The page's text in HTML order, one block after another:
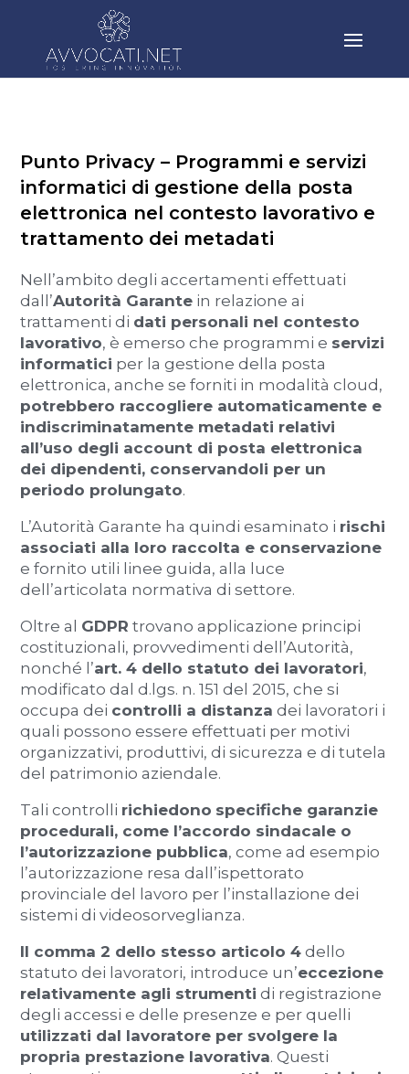
Punto Privacy – Programmi e servizi
informatici di gestione della posta
elettronica nel contesto lavorativo e
trattamento dei metadati
Nell’ambito degli accertamenti effettuati
dall’Autorità Garante in relazione ai
trattamenti di dati personali nel contesto
lavorativo, è emerso che programmi e servizi
informatici per la gestione della posta
elettronica, anche se forniti in modalità cloud,
potrebbero raccogliere automaticamente e
indiscriminatamente metadati relativi
all’uso degli account di posta elettronica
dei dipendenti, conservandoli per un
periodo prolungato.
L’Autorità Garante ha quindi esaminato i rischi
associati alla loro raccolta e conservazione
e fornito utili linee guida, alla luce
dell’articolata normativa di settore.
Oltre al GDPR trovano applicazione principi
costituzionali, provvedimenti dell’Autorità,
nonché l’art. 4 dello statuto dei lavoratori,
modificato dal d.lgs. n. 151 del 2015, che si
occupa dei controlli a distanza dei lavoratori i
quali possono essere effettuati per motivi
organizzativi, produttivi, di sicurezza e di tutela
del patrimonio aziendale.
Tali controlli richiedono specifiche garanzie
procedurali, come l’accordo sindacale o
l’autorizzazione pubblica, come ad esempio
l’autorizzazione resa dall’ispettorato
provinciale del lavoro per l’installazione dei
sistemi di videosorveglianza.
Il comma 2 dello stesso articolo 4 dello
statuto dei lavoratori, introduce un’eccezione
relativamente agli strumenti di registrazione
degli accessi e delle presenze e per quelli
utilizzati dal lavoratore per svolgere la
propria prestazione lavorativa. Questi